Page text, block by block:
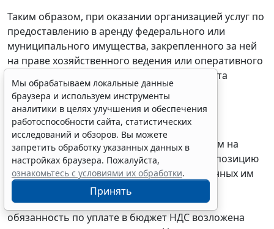
Таким образом, при оказании организацией услуг по
предоставлению в аренду федерального или
муниципального имущества, закрепленного за ней
на праве хозяйственного ведения или оперативного
управления, плательщиком НДС является эта
организация, а не арендатор имущества.
Согласно материалам дела помещения,
предоставленные Университетом в аренду
арендаторам, закреплены за Университетом на
праве оперативного управления. Поэтому позицию
Университета о том, что в рамках заключенных им
договоров аренды арендаторы являлись
налоговыми агентами, и, следовательно,
обязанность по уплате в бюджет НДС возложена
Мы обрабатываем локальные данные
браузера и используем инструменты
аналитики в целях улучшения и обеспечения
работоспособности сайта, статистических
исследований и обзоров. Вы можете
запретить обработку указанных данных в
настройках браузера. Пожалуйста,
ознакомьтесь с условиями их обработки.
Принять